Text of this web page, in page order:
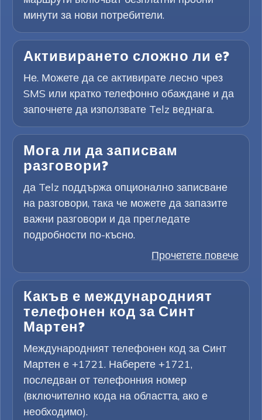
минути за нови потребители.
Активирането сложно ли е?
Не. Можете да се активирате лесно чрез
SMS или кратко телефонно обаждане и да
започнете да използвате Telz веднага.
Мога ли да записвам
разговори?
да Telz поддържа опционално записване
на разговори, така че можете да запазите
важни разговори и да прегледате
подробности по-късно.
Прочетете повече
Какъв е международният
телефонен код за Синт
Мартен?
Международният телефонен код за Синт
Мартен е +1721. Наберете +1721,
последван от телефонния номер
(включително кода на областта, ако е
необходимо).